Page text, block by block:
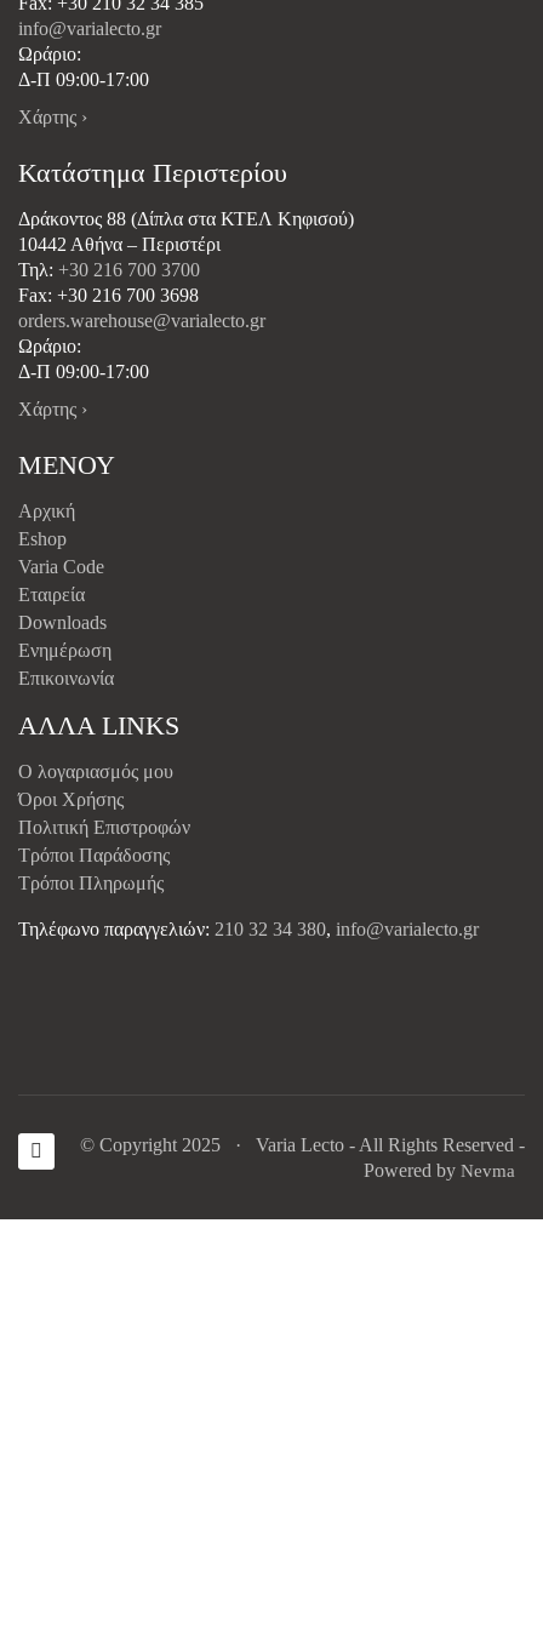
info@varialecto.gr
Ωράριο:
Δ-Π 09:00-17:00
Χάρτης ›
Κατάστημα Περιστερίου
Δράκοντος 88 (Δίπλα στα ΚΤΕΛ Κηφισού)
10442 Αθήνα – Περιστέρι
Τηλ: +30 216 700 3700
Fax: +30 216 700 3698
orders.warehouse@varialecto.gr
Ωράριο:
Δ-Π 09:00-17:00
Χάρτης ›
ΜΕΝΟΥ
Αρχική
Eshop
Varia Code
Εταιρεία
Downloads
Ενημέρωση
Επικοινωνία
ΑΛΛΑ LINKS
Ο λογαριασμός μου
Όροι Χρήσης
Πολιτική Επιστροφών
Τρόποι Παράδοσης
Τρόποι Πληρωμής
Τηλέφωνο παραγγελιών: 210 32 34 380, info@varialecto.gr
© Copyright 2025 · Varia Lecto - All Rights Reserved -
Powered by Nevma